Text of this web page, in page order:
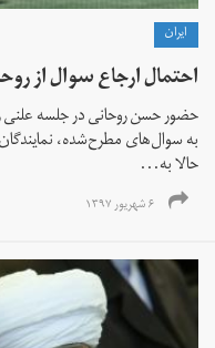
ايران
احتمال ارجاع سوال از
به سوال‌های مطرح‌شده،
حالا به‌...
۶ شهریور ۱۳۹۷